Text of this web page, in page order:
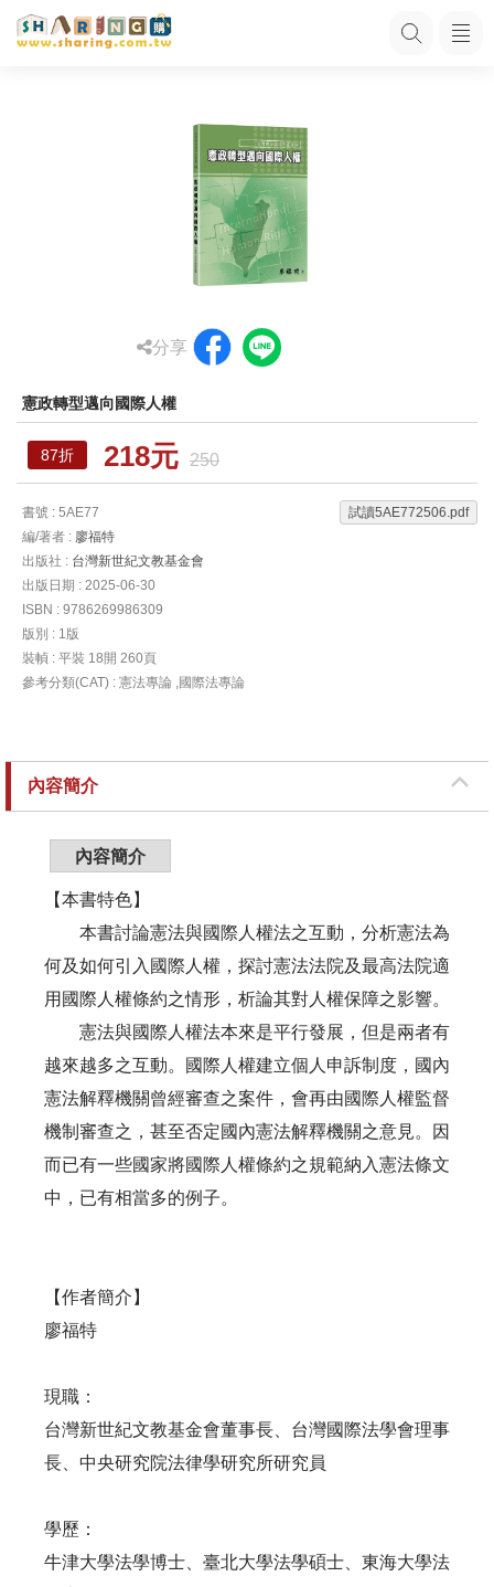
分享
憲政轉型邁向國際人權
87折 218元 250
書號 : 5AE77
編/著者 : 廖福特
出版社 : 台灣新世紀文教基金會
出版日期 : 2025-06-30
ISBN : 9786269986309
版別 : 1版
裝幀 : 平裝 18開 260頁
參考分類(CAT) : 憲法專論 ,國際法專論
試讀5AE772506.pdf
內容簡介
內容簡介
【本書特色】
本書討論憲法與國際人權法之互動，分析憲法為
何及如何引入國際人權，探討憲法法院及最高法院適
用國際人權條約之情形，析論其對人權保障之影響。
憲法與國際人權法本來是平行發展，但是兩者有
越來越多之互動。國際人權建立個人申訴制度，國內
憲法解釋機關曾經審查之案件，會再由國際人權監督
機制審查之，甚至否定國內憲法解釋機關之意見。因
而已有一些國家將國際人權條約之規範納入憲法條文
中，已有相當多的例子。
【作者簡介】
廖福特
現職：
台灣新世紀文教基金會董事長、台灣國際法學會理事
長、中央研究院法律學研究所研究員
學歷：
牛津大學法學博士、臺北大學法學碩士、東海大學法